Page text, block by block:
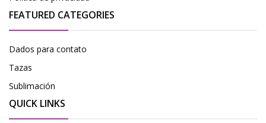
FEATURED CATEGORIES
Dados para contato
Tazas
Sublimación
QUICK LINKS